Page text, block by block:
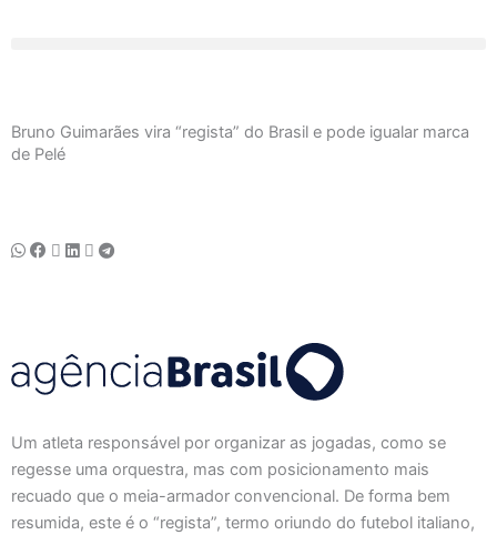
Bruno Guimarães vira “regista” do Brasil e pode igualar marca
de Pelé
Um atleta responsável por organizar as jogadas, como se
regesse uma orquestra, mas com posicionamento mais
recuado que o meia-armador convencional. De forma bem
resumida, este é o “regista”, termo oriundo do futebol italiano,